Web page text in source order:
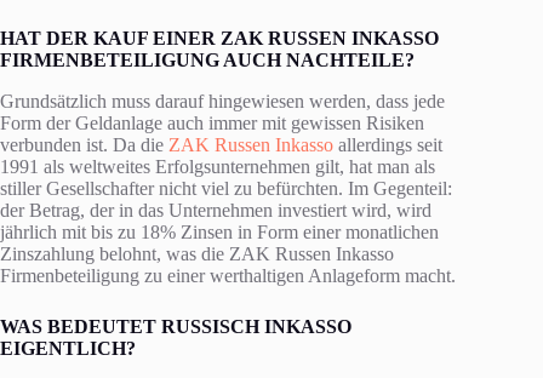
HAT DER KAUF EINER ZAK RUSSEN INKASSO
FIRMENBETEILIGUNG AUCH NACHTEILE?
Grundsätzlich muss darauf hingewiesen werden, dass jede
Form der Geldanlage auch immer mit gewissen Risiken
verbunden ist. Da die ZAK Russen Inkasso allerdings seit
1991 als weltweites Erfolgsunternehmen gilt, hat man als
stiller Gesellschafter nicht viel zu befürchten. Im Gegenteil:
der Betrag, der in das Unternehmen investiert wird, wird
jährlich mit bis zu 18% Zinsen in Form einer monatlichen
Zinszahlung belohnt, was die ZAK Russen Inkasso
Firmenbeteiligung zu einer werthaltigen Anlageform macht.
WAS BEDEUTET RUSSISCH INKASSO
EIGENTLICH?